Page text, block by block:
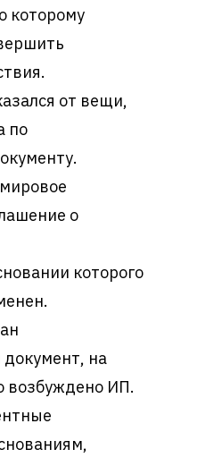
которому
от вещи,
по
о
которого
на
возбуждено ИП.